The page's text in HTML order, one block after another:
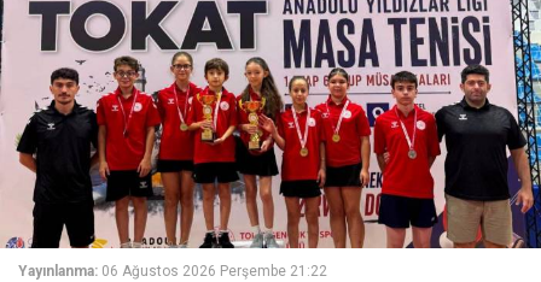
Yayınlanma: 06 Ağustos 2026 Perşembe 21:22